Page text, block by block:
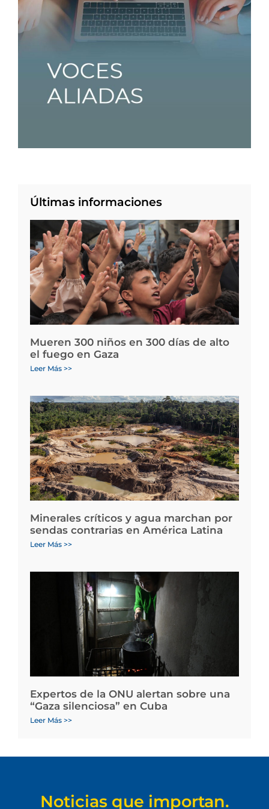
Últimas informaciones
Mueren 300 niños en 300 días de alto
el fuego en Gaza
Leer Más >>
Minerales críticos y agua marchan por
sendas contrarias en América Latina
Leer Más >>
Expertos de la ONU alertan sobre una
“Gaza silenciosa” en Cuba
Leer Más >>
Noticias que importan.